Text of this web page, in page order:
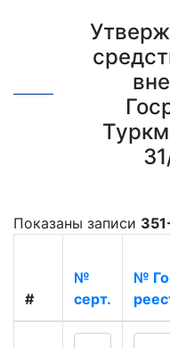
Показаны записи
#
№
серт.
№